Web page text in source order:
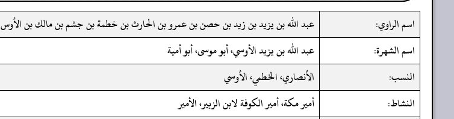
اسم الراوي:
عبد الله بن يزيد بن زيد بن حصن بن عمرو بن الحارث بن خطمة بن جشم بن مالك بن الأوس
اسم الشهرة:
عبد الله بن يزيد الأوسي، أبو موسى، أبو أمية
النسب:
الأنصاري، الخطمي، الأوسي
النشاط:
أمير مكة، أمير الكوفة لابن الزبير، الأمير